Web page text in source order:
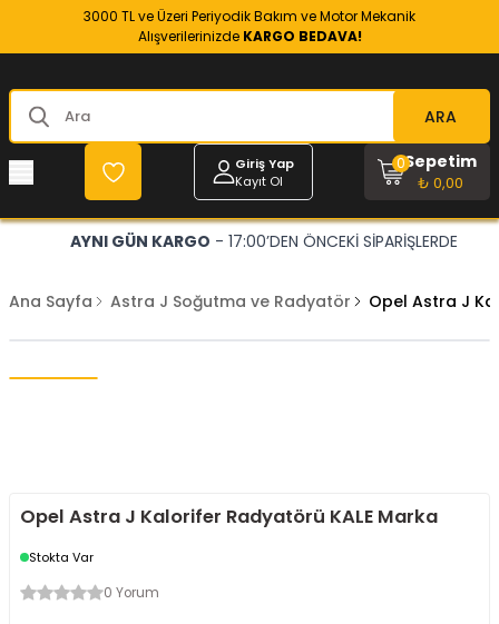
3000 TL ve Üzeri Periyodik Bakım ve Motor Mekanik
Alışverilerinizde KARGO BEDAVA!
ARA
Giriş Yap
Kayıt Ol
Sepetim
₺ 0,00
0
AYNI GÜN KARGO - 17:00’DEN ÖNCEKİ SİPARİŞLERDE
Ana Sayfa Astra J Soğutma ve Radyatör Opel Astra J
Opel Astra J Kalorifer Radyatörü KALE Marka
Stokta Var
0 Yorum